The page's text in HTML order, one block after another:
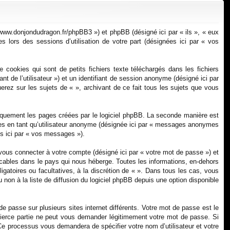
phpBB3 ») et phpBB (désigné ici par « ils », « eux
lors des sessions d’utilisation de votre part (désignées ici par « vos
cookies qui sont de petits fichiers texte téléchargés dans les fichiers
de l’utilisateur ») et un identifiant de session anonyme (désigné ici par
sur les sujets de « », archivant de ce fait tous les sujets que vous
les pages créées par le logiciel phpBB. La seconde manière est
tant qu’utilisateur anonyme (désignée ici par « messages anonymes
ici par « vos messages »).
connecter à votre compte (désigné ici par « votre mot de passe ») et
dans le pays qui nous héberge. Toutes les informations, en-dehors
ou facultatives, à la discrétion de « ». Dans tous les cas, vous
à la liste de diffusion du logiciel phpBB depuis une option disponible
passe sur plusieurs sites internet différents. Votre mot de passe est le
partie ne peut vous demander légitimement votre mot de passe. Si
vous demandera de spécifier votre nom d’utilisateur et votre